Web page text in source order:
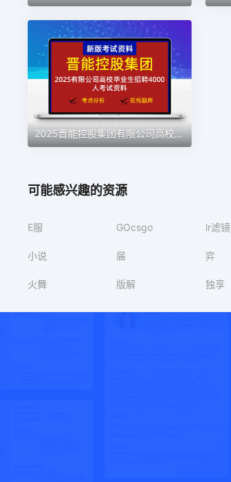
2025晋能控股集团有限公司高校毕业生招聘4000人考试资料
可能感兴趣的资源
E服 GOcsgo lr滤镜
小说 届 弈
火舞 版解 独享